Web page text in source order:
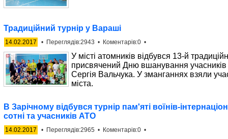
Традиційний турнір у Вараші
14.02.2017 • Переглядів:2943 • Коментарів:0 •
У місті атомників відбувся 13-й
присвячений Дню вшанування учасників
Сергія Вальчука. У зманганнях взяли
міста.
В Зарічному відбувся турнір пам'яті воїнів-
сотні та учасників АТО
14.02.2017 • Переглядів:2965 • Коментарів:0 •